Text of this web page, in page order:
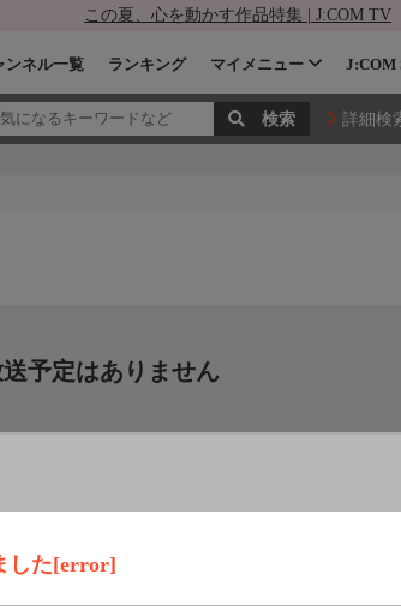
この夏、心を動かす作品特集 | J:COM TV
ンネル一覧 ランキング マイメニュー J:COM
詳細検
した[error]
予定はありません